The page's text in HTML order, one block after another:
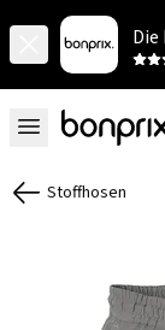
Stoffhosen